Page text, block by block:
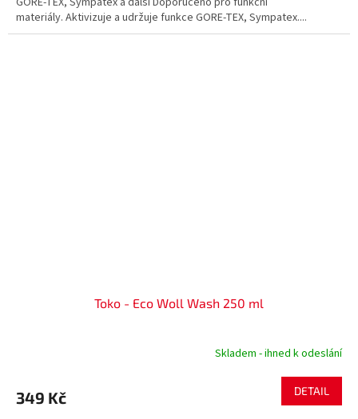
materiály. Aktivizuje a udržuje funkce GORE-TEX, Sympatex....
Toko - Eco Woll Wash 250 ml
Skladem - ihned k odeslání
349 Kč DETAIL